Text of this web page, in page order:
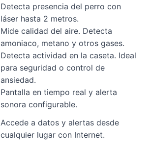
Detecta presencia del perro con
láser hasta 2 metros.
Mide calidad del aire. Detecta
amoniaco, metano y otros gases.
Detecta actividad en la caseta. Ideal
para seguridad o control de
ansiedad.
Pantalla en tiempo real y alerta
sonora configurable.
Accede a datos y alertas desde
cualquier lugar con Internet.